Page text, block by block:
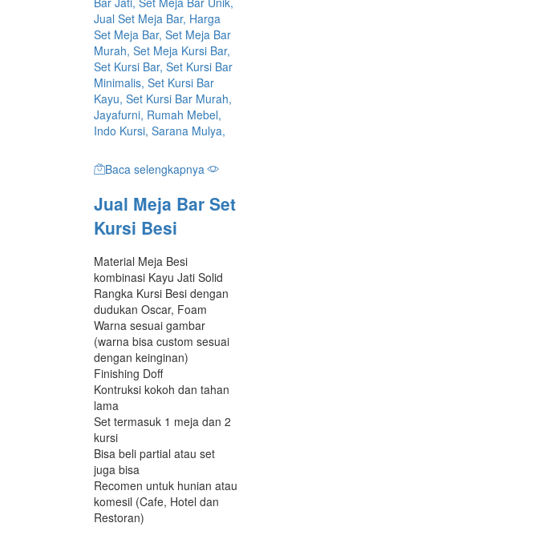
Baca selengkapnya
Jual Meja Bar Set
Kursi Besi
Material Meja Besi
kombinasi Kayu Jati Solid
Rangka Kursi Besi dengan
dudukan Oscar, Foam
Warna sesuai gambar
(warna bisa custom sesuai
dengan keinginan)
Finishing Doff
Kontruksi kokoh dan tahan
lama
Set termasuk 1 meja dan 2
kursi
Bisa beli partial atau set
juga bisa
Recomen untuk hunian atau
komesil (Cafe, Hotel dan
Restoran)